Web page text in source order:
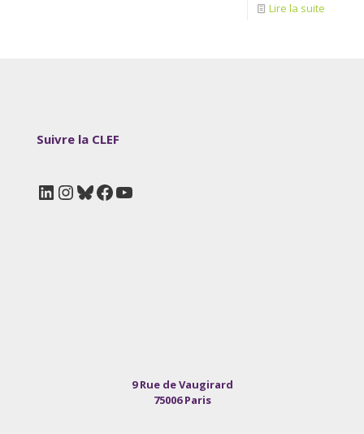
Lire la suite
Suivre la CLEF
LinkedIn
Instagram
Bluesky
Facebook
YouTube
9 Rue de Vaugirard
75006 Paris